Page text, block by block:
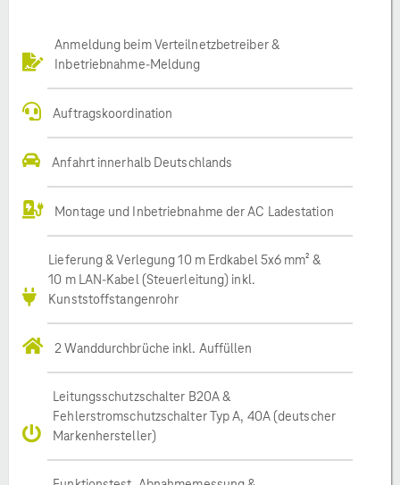
Anmeldung beim Verteilnetzbetreiber &
Inbetriebnahme-Meldung
Auftragskoordination
Anfahrt innerhalb Deutschlands
Montage und Inbetriebnahme der AC Ladestation
Lieferung & Verlegung 10 m Erdkabel 5x6 mm² &
10 m LAN-Kabel (Steuerleitung) inkl.
Kunststoffstangenrohr
2 Wanddurchbrüche inkl. Auffüllen
Leitungsschutzschalter B20A &
Fehlerstromschutzschalter Typ A, 40A (deutscher
Markenhersteller)